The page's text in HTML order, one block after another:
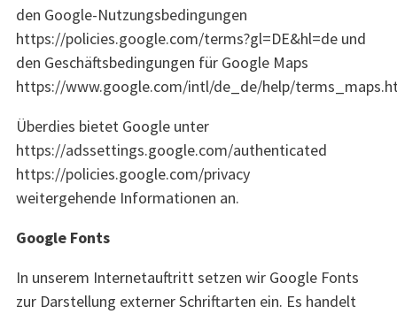
den Google-Nutzungsbedingungen
https://policies.google.com/terms?gl=DE&hl=de und
den Geschäftsbedingungen für Google Maps
https://www.google.com/intl/de_de/help/
Überdies bietet Google unter
https://adssettings.google.com/authenticated
https://policies.google.com/privacy
weitergehende Informationen an.
Google Fonts
In unserem Internetauftritt setzen wir Google Fonts
zur Darstellung externer Schriftarten ein. Es handelt